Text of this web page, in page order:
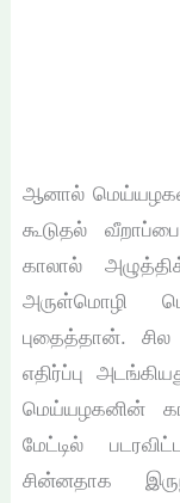
ஆனால்
கூடுதல்
காலால்
அருள்மொழி
புதைத்தான். சில
எதிர்ப்பு
மெய்யழகனின்
மேட்டில்
சின்னதாக